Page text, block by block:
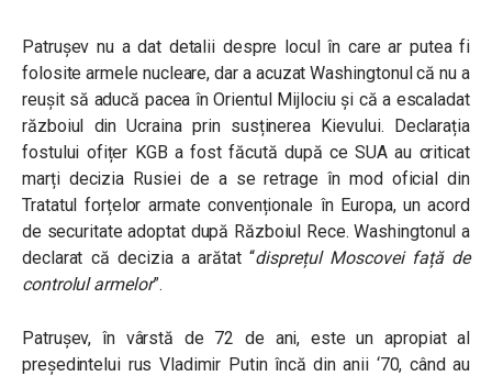
Patrușev nu a dat detalii despre locul în care ar putea fi
folosite armele nucleare, dar a acuzat Washingtonul că nu a
reușit să aducă pacea în Orientul Mijlociu și că a escaladat
războiul din Ucraina prin susținerea Kievului. Declarația
fostului ofițer KGB a fost făcută după ce SUA au criticat
marți decizia Rusiei de a se retrage în mod oficial din
Tratatul forțelor armate convenționale în Europa, un acord
de securitate adoptat după Războiul Rece. Washingtonul a
declarat că decizia a arătat “disprețul Moscovei față de
controlul armelor”.
Patrușev, în vârstă de 72 de ani, este un apropiat al
președintelui rus Vladimir Putin încă din anii ‘70, când au